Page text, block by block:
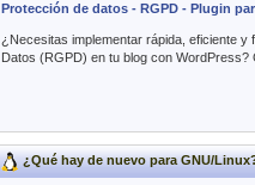
Protección de datos - RGPD - Plugin
¿Necesitas implementar rápida, eficiente y
Datos (RGPD) en tu blog con WordPress?
¿Qué hay de nuevo para GNU/